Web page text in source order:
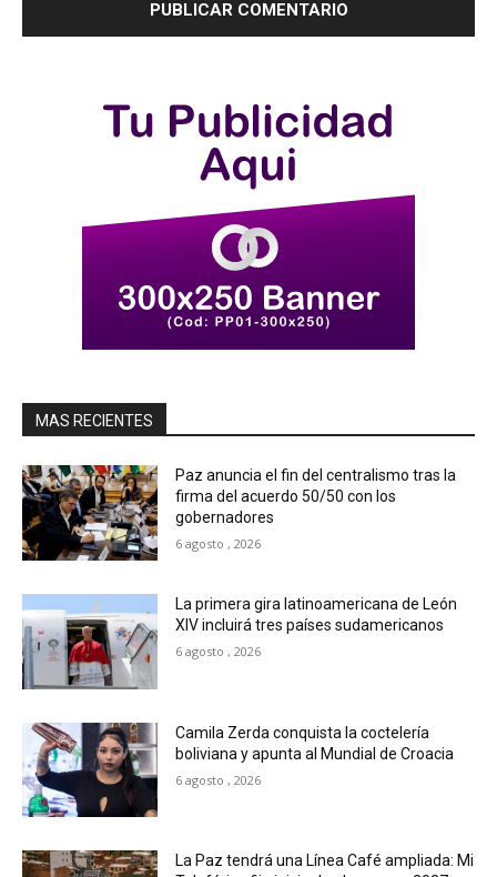
MAS RECIENTES
Paz anuncia el fin del centralismo tras la
firma del acuerdo 50/50 con los
gobernadores
6 agosto , 2026
La primera gira latinoamericana de León
XIV incluirá tres países sudamericanos
6 agosto , 2026
Camila Zerda conquista la coctelería
boliviana y apunta al Mundial de Croacia
6 agosto , 2026
La Paz tendrá una Línea Café ampliada: Mi